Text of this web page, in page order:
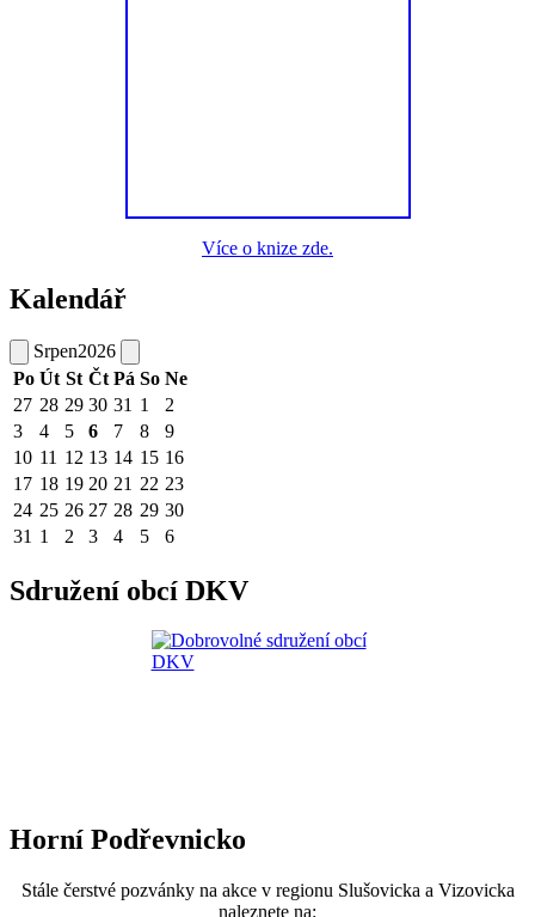
Více o knize zde.
Kalendář
Srpen2026
Po Út St Čt Pá So Ne
27 28 29 30 31 1
2
3
4 5 6 7 8
9
10 11 12 13 14 15 16
17 18 19 20 21 22 23
24 25 26 27 28 29 30
31 1 2 3 4 5 6
Sdružení obcí DKV
Horní Podřevnicko
Stále čerstvé pozvánky na akce v regionu Slušovicka a Vizovicka
naleznete na: